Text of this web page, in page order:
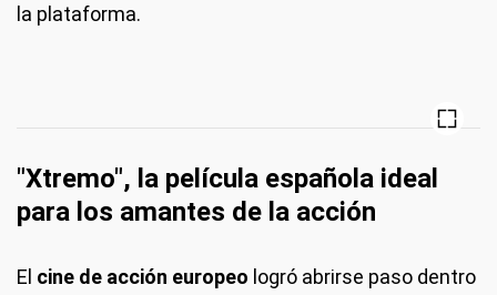
la plataforma.
"Xtremo", la película española ideal
para los amantes de la acción
El cine de acción europeo logró abrirse paso dentro